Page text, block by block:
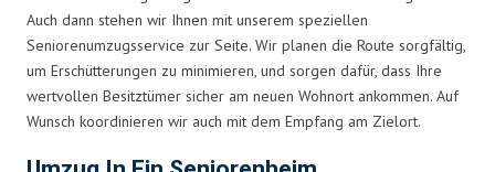
Auch dann stehen wir Ihnen mit unserem speziellen
Seniorenumzugsservice zur Seite. Wir planen die Route sorgfältig,
um Erschütterungen zu minimieren, und sorgen dafür, dass Ihre
wertvollen Besitztümer sicher am neuen Wohnort ankommen. Auf
Wunsch koordinieren wir auch mit dem Empfang am Zielort.